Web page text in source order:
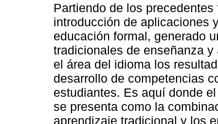
Partiendo de los
introducción de aplicaciones
educación formal, generado
tradicionales de enseñanza
el área del idioma los
desarrollo de competencias
estudiantes. Es aquí donde
se presenta como la
aprendizaje tradicional y los